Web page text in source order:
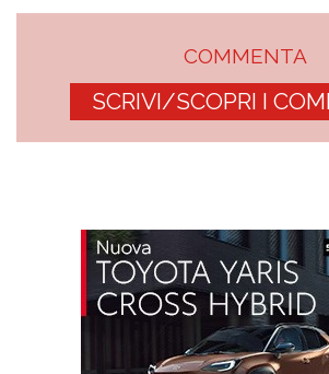
COMMENTA
SCRIVI/SCOPRI I